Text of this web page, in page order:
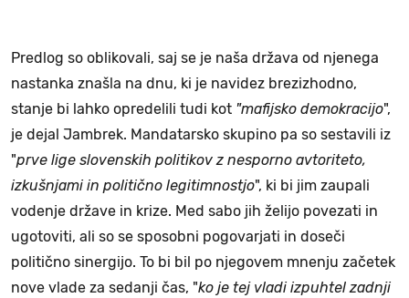
Predlog so oblikovali, saj se je naša država od njenega
nastanka znašla na dnu, ki je navidez brezizhodno,
stanje bi lahko opredelili tudi kot "mafijsko demokracijo",
je dejal Jambrek. Mandatarsko skupino pa so sestavili iz
"prve lige slovenskih politikov z nesporno avtoriteto,
izkušnjami in politično legitimnostjo", ki bi jim zaupali
vodenje države in krize. Med sabo jih želijo povezati in
ugotoviti, ali so se sposobni pogovarjati in doseči
politično sinergijo. To bi bil po njegovem mnenju začetek
nove vlade za sedanji čas, "ko je tej vladi izpuhtel zadnji